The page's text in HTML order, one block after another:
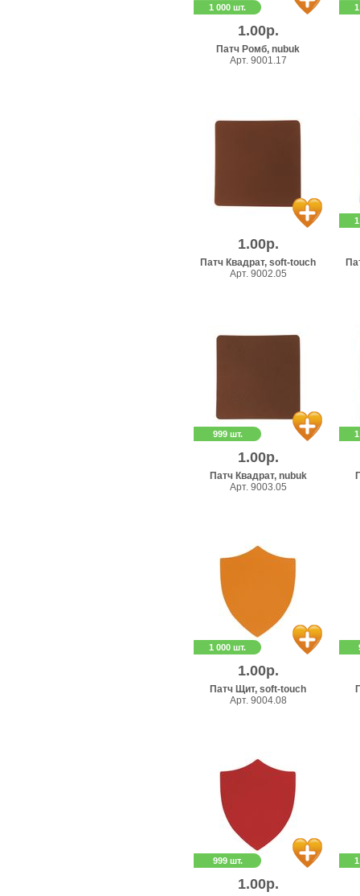
1 000 шт.
1.00р.
Патч Ромб, nubuk
Арт. 9001.17
1.00р.
Патч Квадрат, soft-touch
Арт. 9002.05
999 шт.
1.00р.
Патч Квадрат, nubuk
Арт. 9003.05
1 000 шт.
1.00р.
Патч Щит, soft-touch
Арт. 9004.08
999 шт.
1.00р.